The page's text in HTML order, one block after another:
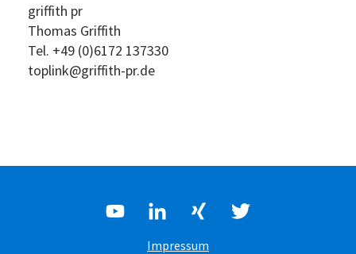
griffith pr
Thomas Griffith
Tel. +49 (0)6172 137330
toplink@griffith-pr.de
Impressum